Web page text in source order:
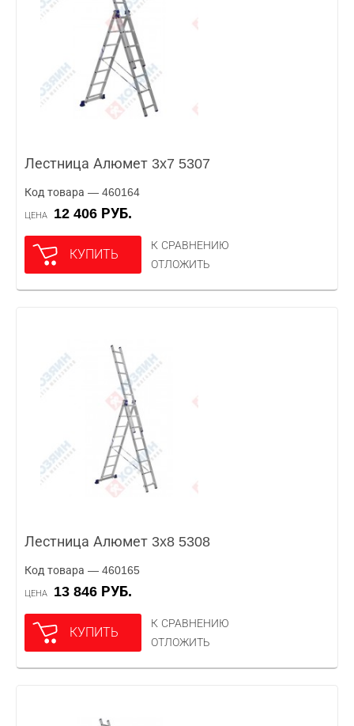
Лестница Алюмет 3x7 5307
Код товара — 460164
ЦЕНА 12 406 РУБ.
КУПИТЬ
К СРАВНЕНИЮ
ОТЛОЖИТЬ
Лестница Алюмет 3x8 5308
Код товара — 460165
ЦЕНА 13 846 РУБ.
КУПИТЬ
К СРАВНЕНИЮ
ОТЛОЖИТЬ